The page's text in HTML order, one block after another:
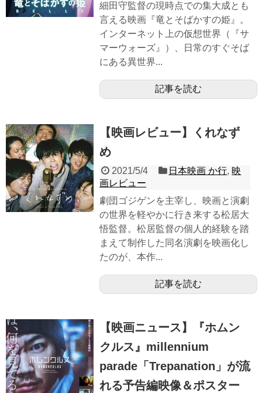
細田守監督の現時点での集大成とも
言える映画『竜とそばかすの姫』。
インターネット上の仮想世界（『サ
マーウォーズ』）、日常のすぐそば
にある異世界...
記事を読む
【映画レビュー】くれなず
め
2021/5/4 日本映画 か行, 映
画レビュー
劇団ゴジゲンを主宰し、映画と演劇
の世界を軽やかに行き来する松居大
悟監督。松居監督の個人的経験を踏
まえて制作した同名演劇を映画化し
たのが、本作...
記事を読む
【映画ニュース】『ホムン
クルス』millennium
parade「Trepanation」が流
れる予告編映像＆ポスター